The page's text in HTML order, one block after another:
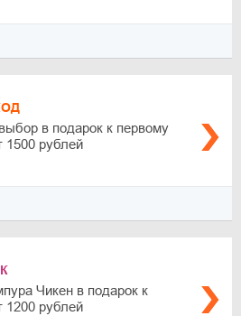
в подарок к первому
1500 рублей
Чикен в подарок к
1200 рублей